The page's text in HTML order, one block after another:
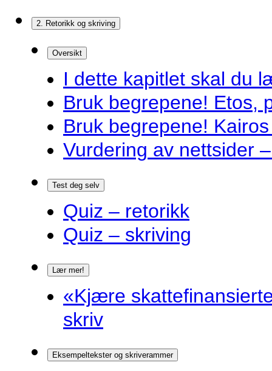
2. Retorikk og skriving
Oversikt
I dette kapitlet skal du
Bruk begrepene! Etos,
Bruk begrepene!
Vurdering av nettsider
Test deg selv
Quiz – retorikk
Quiz – skriving
Lær mer!
«Kjære
skriv
Eksempeltekster og skriverammer